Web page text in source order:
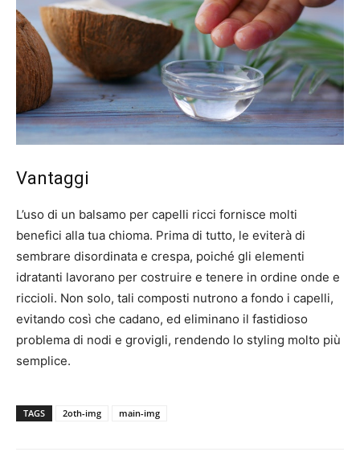
Vantaggi
L’uso di un balsamo per capelli ricci fornisce molti
benefici alla tua chioma. Prima di tutto, le eviterà di
sembrare disordinata e crespa, poiché gli elementi
idratanti lavorano per costruire e tenere in ordine onde e
riccioli. Non solo, tali composti nutrono a fondo i capelli,
evitando così che cadano, ed eliminano il fastidioso
problema di nodi e grovigli, rendendo lo styling molto più
semplice.
TAGS 2oth-img main-img